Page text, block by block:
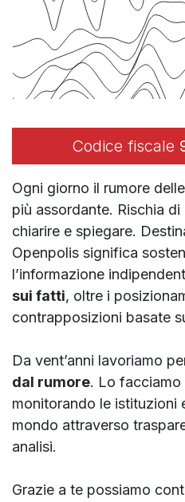
Codice fiscale
Ogni giorno il rumore
più assordante. Rischia
chiarire e spiegare.
Openpolis significa
l’informazione
sui fatti, oltre i
contrapposizioni basate
Da vent’anni lavoriamo
dal rumore. Lo facciamo
monitorando le istituzioni
mondo attraverso
analisi.
Grazie a te possiamo